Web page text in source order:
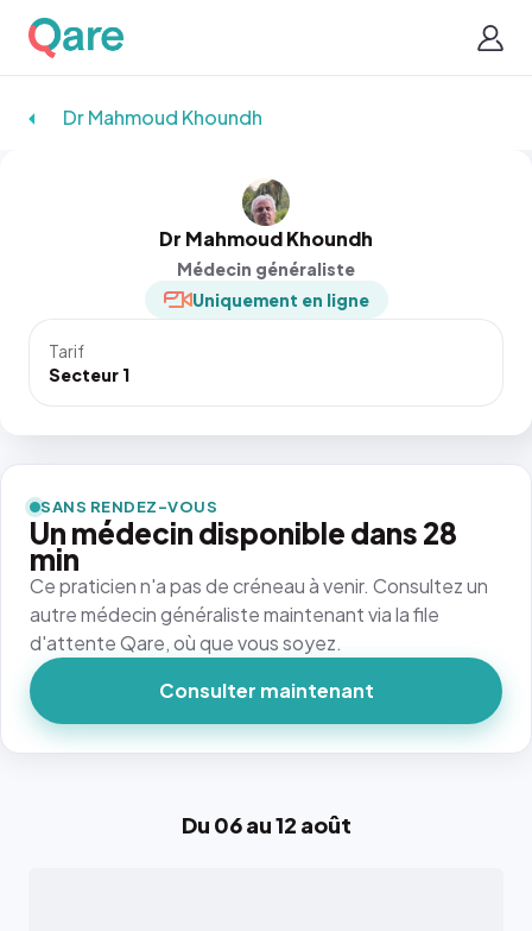
Dr Mahmoud Khoundh
Dr Mahmoud Khoundh
Médecin généraliste
Uniquement en ligne
Tarif
Secteur 1
Du 06 au 12 août
SANS RENDEZ-VOUS
Un médecin disponible dans 28
min
Ce praticien n'a pas de créneau à venir. Consultez un
autre médecin généraliste maintenant via la file
d'attente Qare, où que vous soyez.
Consulter maintenant